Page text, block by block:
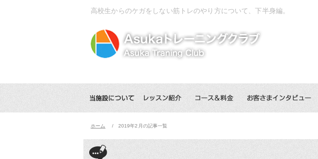
高校生からのケガをしない筋トレのやり方について、下半身編。
ホーム 2019年2月の記事一覧